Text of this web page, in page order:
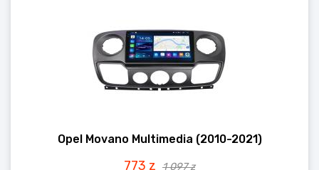
Opel Movano Multimedia (2010-2021)
773 z 1 097 z